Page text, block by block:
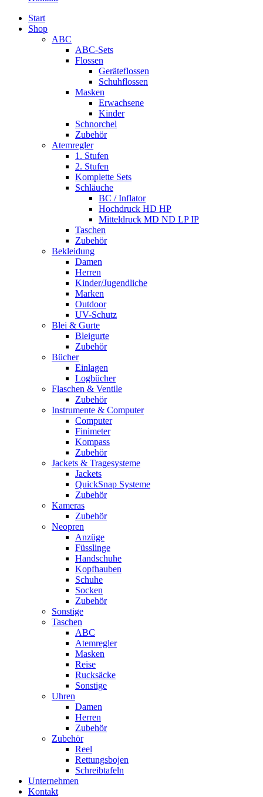
Start
Shop
ABC
ABC-Sets
Flossen
Geräteflossen
Schuhflossen
Masken
Erwachsene
Kinder
Schnorchel
Zubehör
Atemregler
1. Stufen
2. Stufen
Komplette Sets
Schläuche
BC / Inflator
Hochdruck HD HP
Mitteldruck MD ND LP IP
Taschen
Zubehör
Bekleidung
Damen
Herren
Kinder/Jugendliche
Marken
Outdoor
UV-Schutz
Blei & Gurte
Bleigurte
Zubehör
Bücher
Einlagen
Logbücher
Flaschen & Ventile
Zubehör
Instrumente & Computer
Computer
Finimeter
Kompass
Zubehör
Jackets & Tragesysteme
Jackets
QuickSnap Systeme
Zubehör
Kameras
Zubehör
Neopren
Anzüge
Füsslinge
Handschuhe
Kopfhauben
Schuhe
Socken
Zubehör
Sonstige
Taschen
ABC
Atemregler
Masken
Reise
Rucksäcke
Sonstige
Uhren
Damen
Herren
Zubehör
Zubehör
Reel
Rettungsbojen
Schreibtafeln
Unternehmen
Kontakt